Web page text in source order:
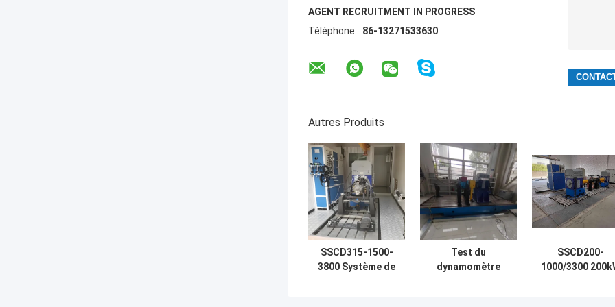
AGENT RECRUITMENT IN PROGRESS
Téléphone:
86-13271533630
Autres Produits
SSCD315-1500-
3800 Système de
Test du
dynamomètre
SSCD200-
1000/3300